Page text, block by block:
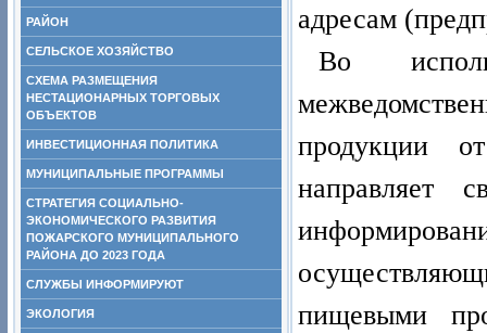
РАЙОН
СЕЛЬСКОЕ ХОЗЯЙСТВО
СХЕМА РАЗМЕЩЕНИЯ
НЕСТАЦИОНАРНЫХ ТОРГОВЫХ
ОБЪЕКТОВ
ИНВЕСТИЦИОННАЯ ПОЛИТИКА
МУНИЦИПАЛЬНЫЕ ПРОГРАММЫ
СТРАТЕГИЯ СОЦИАЛЬНО-
ЭКОНОМИЧЕСКОГО РАЗВИТИЯ
ПОЖАРСКОГО МУНИЦИПАЛЬНОГО
РАЙОНА ДО 2023 ГОДА
СЛУЖБЫ ИНФОРМИРУЮТ
ЭКОЛОГИЯ
адресам
Во
продукции
направляет
пищевыми